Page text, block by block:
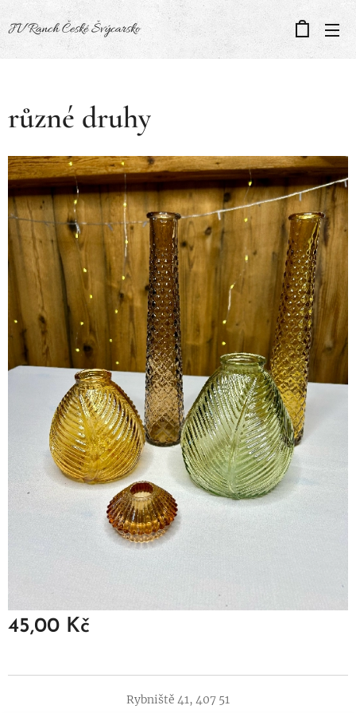
JV Ranch České Švýcarsko
různé druhy
45,00 Kč
Rybniště 41, 407 51